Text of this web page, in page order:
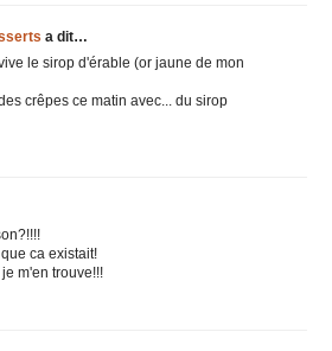
a dit…
le sirop d'érable (or jaune de mon
crêpes ce matin avec... du sirop
ca existait!
m'en trouve!!!